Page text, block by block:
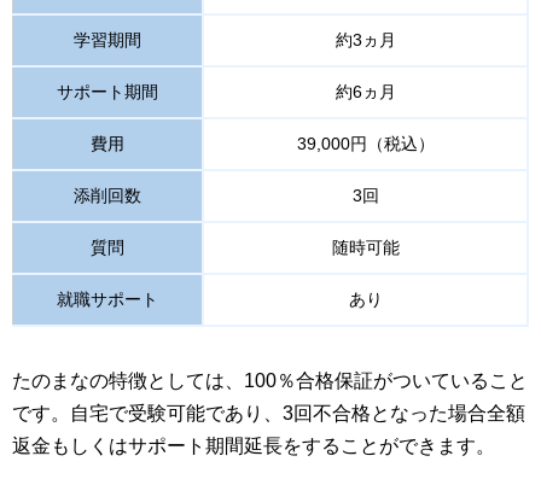
学習期間 約3ヵ月
サポート期間 約6ヵ月
費用 39,000円（税込）
添削回数 3回
質問 随時可能
就職サポート あり
たのまなの特徴としては、100％合格保証がついていること
です。自宅で受験可能であり、3回不合格となった場合全額
返金もしくはサポート期間延長をすることができます。